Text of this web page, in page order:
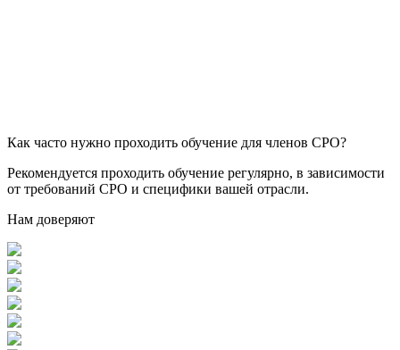
Как часто нужно проходить обучение для членов СРО?
Рекомендуется проходить обучение регулярно, в зависимости
от требований СРО и специфики вашей отрасли.
Нам доверяют